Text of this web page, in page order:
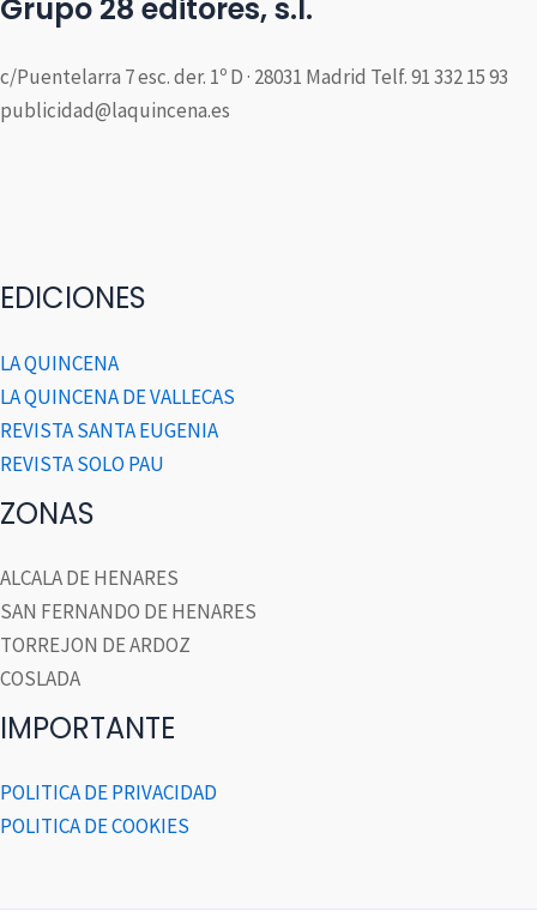
Grupo 28 editores, s.l.
c/Puentelarra 7 esc. der. 1º D · 28031 Madrid Telf. 91 332 15 93
publicidad@laquincena.es
EDICIONES
LA QUINCENA
LA QUINCENA DE VALLECAS
REVISTA SANTA EUGENIA
REVISTA SOLO PAU
ZONAS
ALCALA DE HENARES
SAN FERNANDO DE HENARES
TORREJON DE ARDOZ
COSLADA
IMPORTANTE
POLITICA DE PRIVACIDAD
POLITICA DE COOKIES